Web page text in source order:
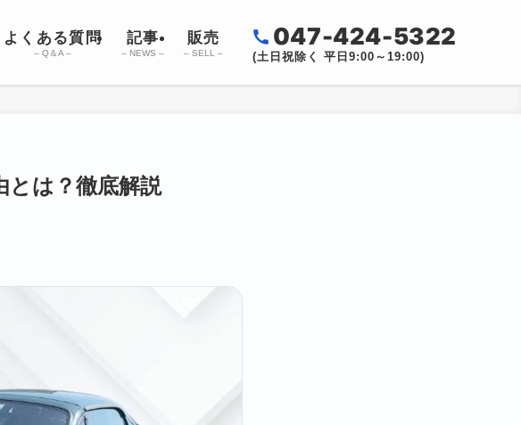
よくある質問
– Q＆A –
記事
– NEWS –
販売
– SELL –
047-424-5322
(土日祝除く 平日9:00～19:00)
とは？徹底解説